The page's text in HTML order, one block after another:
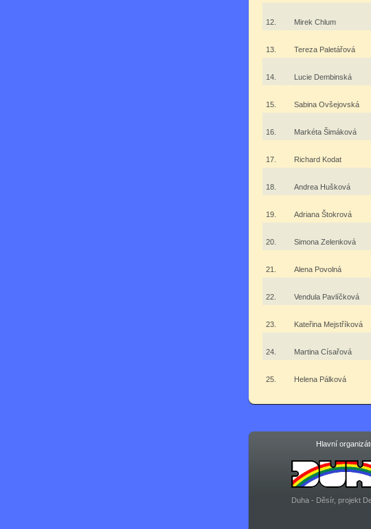
12. Mirek Chlum
13. Tereza Paletářová
14. Lucie Dembinská
15. Sabina Ovšejovská
16. Markéta Šimáková
17. Richard Kodat
18. Andrea Hušková
19. Adriana Štokrová
20. Simona Zelenková
21. Alena Povolná
22. Vendula Pavlíčková
23. Kateřina Mejstříková
24. Martina Císařová
25. Helena Pálková
Hlavní
Duha - Děsír, projekt